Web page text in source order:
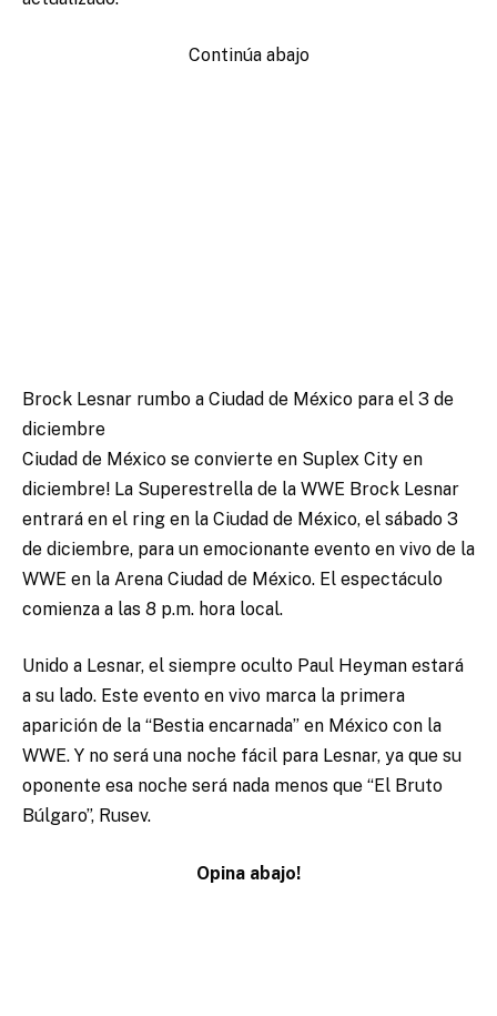
Continúa abajo
Brock Lesnar rumbo a Ciudad de México para el 3 de
diciembre
Ciudad de México se convierte en Suplex City en
diciembre! La Superestrella de la WWE Brock Lesnar
entrará en el ring en la Ciudad de México, el sábado 3
de diciembre, para un emocionante evento en vivo de la
WWE en la Arena Ciudad de México. El espectáculo
comienza a las 8 p.m. hora local.
Unido a Lesnar, el siempre oculto Paul Heyman estará
a su lado. Este evento en vivo marca la primera
aparición de la “Bestia encarnada” en México con la
WWE. Y no será una noche fácil para Lesnar, ya que su
oponente esa noche será nada menos que “El Bruto
Búlgaro”, Rusev.
Opina abajo!